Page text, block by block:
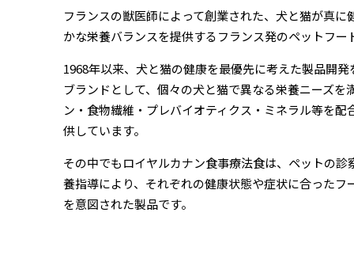
フランスの獣医師によって創業された、犬と猫が真
かな栄養バランスを提供するフランス発のペットフー
1968年以来、犬と猫の健康を最優先に考えた製品開
ブランドとして、個々の犬と猫で異なる栄養ニーズを
ン・食物繊維・プレバイオティクス・ミネラル等を
供しています。
その中でもロイヤルカナン食事療法食は、ペットの
養指導により、それぞれの健康状態や症状に合ったフ
を意図された製品です。